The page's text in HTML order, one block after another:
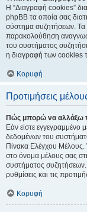
Η “Διαγραφή cookies”
phpBB τα οποία σας
σύστημα συζητήσεων. Τα
παρακολούθηση
του συστήματος
η διαγραφή των cookies
Κορυφή
Προτιμήσεις
Πώς μπορώ να αλλάξω
Εάν είστε εγγεγραμμένο
δεδομένων του
Πίνακα Ελέγχου
στο όνομα μέλους σας
συστήματος συζητήσεων.
ρυθμίσεις και τις
Κορυφή